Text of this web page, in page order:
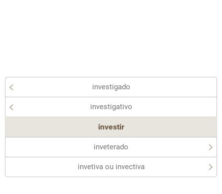
investigado
investigativo
investir
inveterado
invetiva ou invectiva